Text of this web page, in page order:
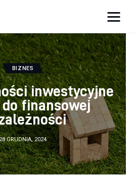
BIZNES
inwestycyjne
finansowej
GRUDNIA, 2024